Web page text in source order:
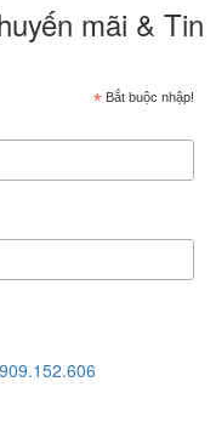
mãi & Tin
* Bắt buộc nhập!